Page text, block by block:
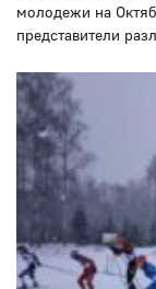
молодежи на
представители